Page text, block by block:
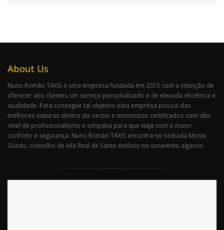
About Us
Nuno Romão TAXIS é uma empresa fundada em 2015 com a intenção de
oferecer aos clientes um serviço personalizado e de elevada eficiência e
qualidade. Para conseguir tal objetivo esta empresa possui das
melhores viaturas dentro do sector e motoristas certificados com alto
nível de profissionalismo e simpatia para que viaje com o maior
conforto e segurança. Nuno Romão TAXIS encontra-se sediada Monte
Gordo, concelho de Vila Real de Santo António no sotavento algarvio.